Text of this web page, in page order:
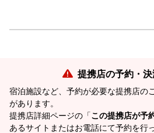
提携店の予約・
宿泊施設など、予約が必要な提携店の
があります。
提携店詳細ページの「この提携店が予
あるサイトまたはお電話にて予約を行